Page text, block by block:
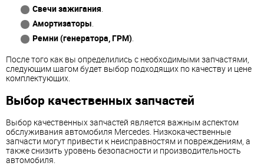
Свечи зажигания.
Амортизаторы.
Ремни (генератора, ГРМ).
После того как вы определились с необходимыми запчастями,
следующим шагом будет выбор подходящих по качеству и цене
комплектующих.
Выбор качественных запчастей
Выбор качественных запчастей является важным аспектом
обслуживания автомобиля Mercedes. Низкокачественные
запчасти могут привести к неисправностям и повреждениям, а
также снизить уровень безопасности и производительность
автомобиля.